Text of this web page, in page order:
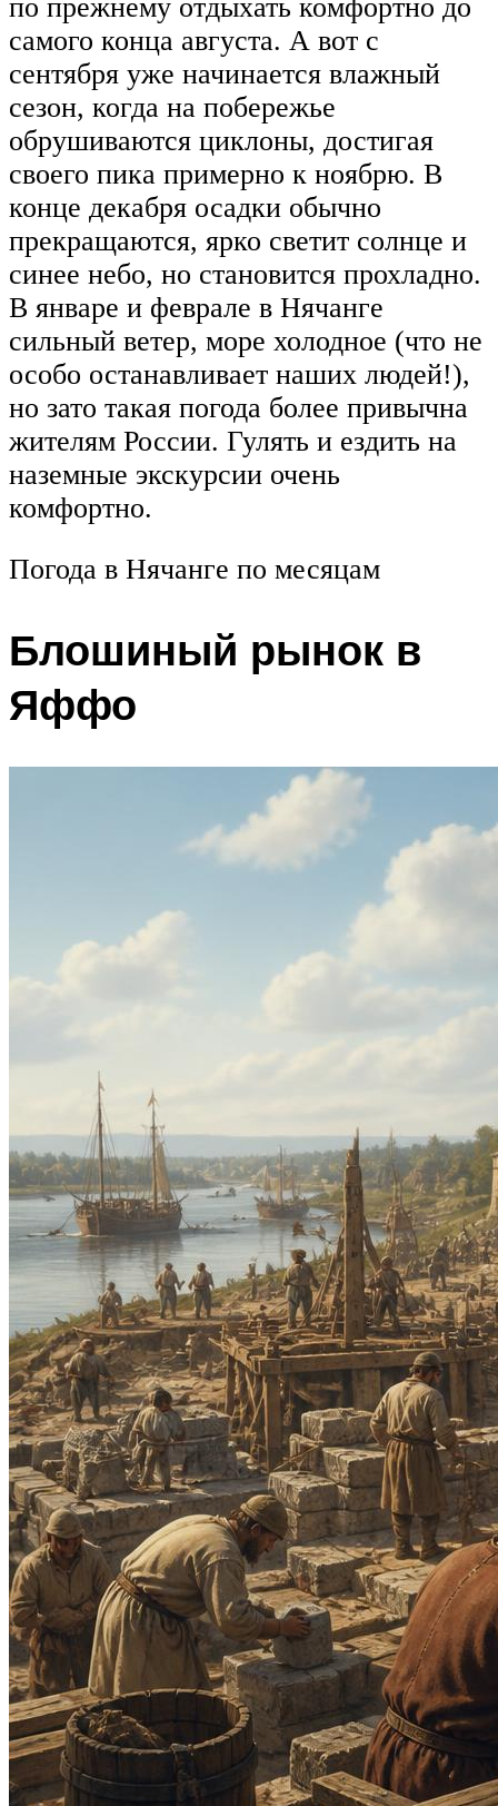
по прежнему отдыхать комфортно до
самого конца августа. А вот с
сентября уже начинается влажный
сезон, когда на побережье
обрушиваются циклоны, достигая
своего пика примерно к ноябрю. В
конце декабря осадки обычно
прекращаются, ярко светит солнце и
синее небо, но становится прохладно.
В январе и феврале в Нячанге
сильный ветер, море холодное (что не
особо останавливает наших людей!),
но зато такая погода более привычна
жителям России. Гулять и ездить на
наземные экскурсии очень
комфортно.
Погода в Нячанге по месяцам
Блошиный рынок в
Яффо